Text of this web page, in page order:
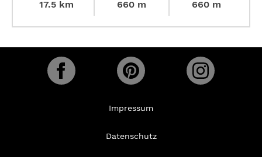
17.5 km
660 m
660 m
Impressum
Datenschutz